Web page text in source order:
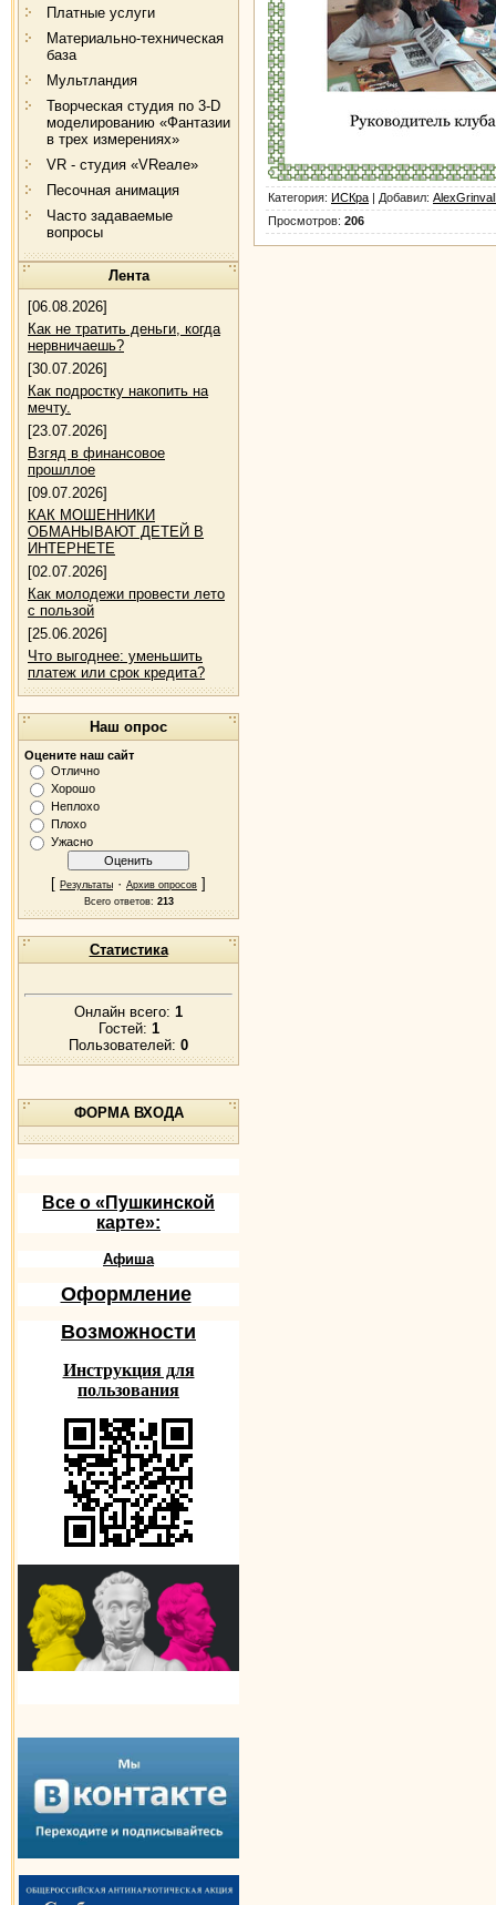
Платные услуги
Материально-техническая
база
Мультландия
Творческая студия по 3-D
моделированию «Фантазии
в трех измерениях»
VR - студия «VRеале»
Песочная анимация
Часто задаваемые
вопросы
Лента
[06.08.2026]
Как не тратить деньги, когда
нервничаешь?
[30.07.2026]
Как подростку накопить на
мечту.
[23.07.2026]
Взгяд в финансовое
прошллое
[09.07.2026]
КАК МОШЕННИКИ
ОБМАНЫВАЮТ ДЕТЕЙ В
ИНТЕРНЕТЕ
[02.07.2026]
Как молодежи провести лето
с пользой
[25.06.2026]
Что выгоднее: уменьшить
платеж или срок кредита?
Наш опрос
Оцените наш сайт
Отлично
Хорошо
Неплохо
Плохо
Ужасно
[ Результаты · Архив опросов ]
Всего ответов: 213
Статистика
Онлайн всего: 1
Гостей: 1
Пользователей: 0
ФОРМА ВХОДА
Все о «Пушкинской
карте»:
Афиша
Оформление
Возможности
Инструкция для
пользования
Категория: ИСКра Добавил:
Просмотров: 206